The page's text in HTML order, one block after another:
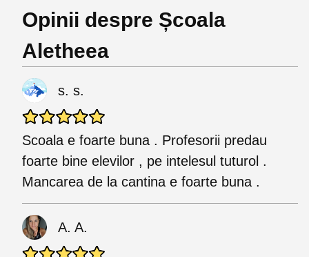
Opinii despre Școala
Aletheea
s. s.
Scoala e foarte buna . Profesorii predau
foarte bine elevilor , pe intelesul tuturol .
Mancarea de la cantina e foarte buna .
A. A.